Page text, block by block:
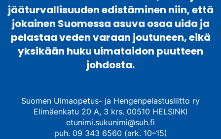
jääturvallisuuden edistäminen niin, että
jokainen Suomessa asuva osaa uida ja
pelastaa veden varaan joutuneen, eikä
yksikään huku uimataidon puutteen
johdosta.
Suomen Uimaopetus- ja Hengenpelastusliitto ry
Elimäenkatu 20 A, 3 krs. 00510 HELSINKI
etunimi.sukunimi@suh.fi
puh. 09 343 6560 (ark. 10–15)